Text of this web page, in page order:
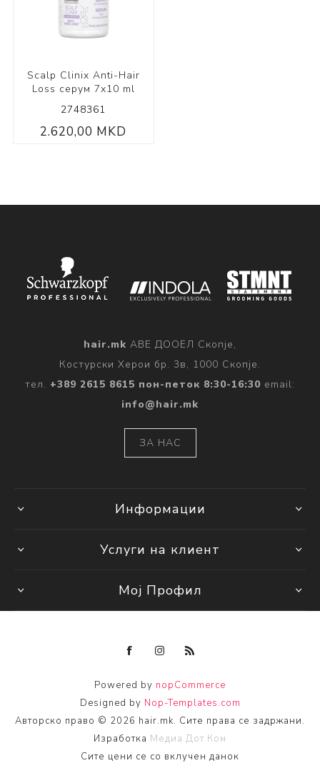
Scalp Clinix Anti-Hair
Loss серум 7x10 ml
2748361
2.620,00 MKD
hair.mk АВЕ ДООЕЛ Скопје,
Костурски Херои бр. 3в, 1000 Скопје.
тел. +389 2615 8615 пон-петок 8:30-16:30 email:
info@hair.mk
ЗА НАС
Информации
Услуги на клиент
Мој Профил
Powered by nopCommerce
Designed by Nop-Templates.com
Авторско право © 2026 hair.mk. Сите права се задржани.
Изработка Медиа Дот Ком
Сите цени се со вклучен данок